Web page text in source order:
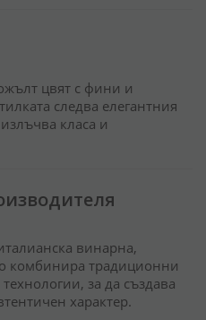
цвят с фини и
следва елегантния
класа и
винарна,
комбинира традиционни
за да създава
характер.